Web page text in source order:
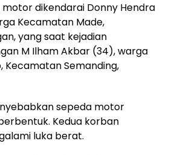
dikendarai Donny Hendra
Kecamatan Made,
yang saat kejadian
M Ilham Akbar (34), warga
Kecamatan Semanding,
sepeda motor
Kedua korban
luka berat.